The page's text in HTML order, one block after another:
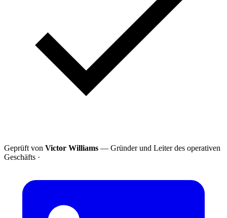
Geprüft von Victor Williams — Gründer und Leiter des operativen
Geschäfts ·